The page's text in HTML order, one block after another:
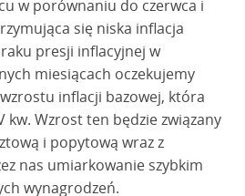
w porównaniu do czerwca i
się niska inflacja
presji inflacyjnej w
miesiącach oczekujemy
inflacji bazowej, która
kw. Wzrost ten będzie związany
i popytową wraz z
nas umiarkowanie szybkim
wynagrodzeń.